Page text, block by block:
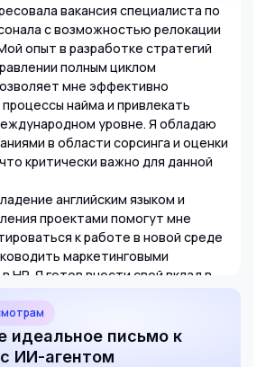
вакансия специалиста по
с возможностью релокации
опыт в разработке стратегий
полным циклом
мне эффективно
найма и привлекать
уровне. Я обладаю
в области сорсинга и оценки
критически важно для данной
английским языком и
проектами помогут мне
к работе в новой среде
маркетинговыми
HR. Я готов внести свой вклад в
методов отбора и обеспечить
взаимодействия с
Буду рад обсудить, как мой опыт
команде в Норвегии.
идеальное письмо к
ИИ-агентом